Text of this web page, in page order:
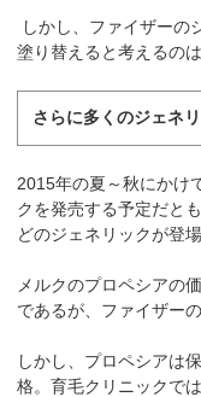
しかし、ファイザーの
塗り替えると考えるの
さらに多くのジェネ
2015年の夏～秋にかけ
クを発売する予定だと
どのジェネリックが登
メルクのプロペシアの
であるが、ファイザー
しかし、プロペシアは
格。育毛クリニックで